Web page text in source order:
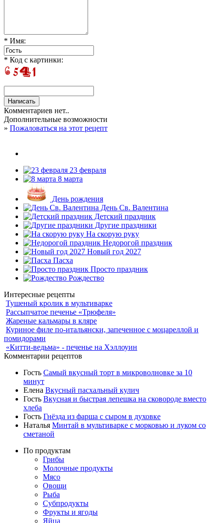
* Имя:
* Код с картинки:
Комментариев нет..
Дополнительные возможности
» Пожаловаться на этот рецепт
23 февраля
8 марта
День рождения
День Св. Валентина
Детский праздник
Другие праздники
На скорую руку
Недорогой праздник
Новый год 2027
Пасха
Просто праздник
Рождество
Интересные рецепты
Тушеный кролик в мультиварке
Рассыпчатое печенье «Трюфеля»
Жареные кальмары в кляре
Куриное филе по-итальянски, запеченное с моцареллой и
помидорами
«Китти-ведьма» - печенье на Хэллоуин
Комментарии рецептов
Гость Самый вкусный торт в микроволновке за 10
минут
Елена Вкусный пасхальный кулич
Гость Вкусная и быстрая лепешка на сковороде вместо
хлеба
Гость Гнёзда из фарша с сыром в духовке
Наталья Минтай в мультиварке с морковью и луком со
сметаной
По продуктам
Грибы
Молочные продукты
Мясо
Овощи
Рыба
Субпродукты
Фрукты и ягоды
Яйца